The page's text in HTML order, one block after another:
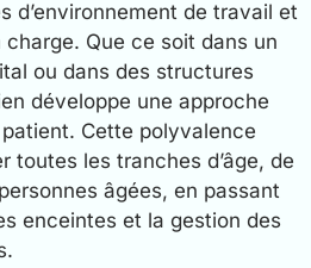
d’environnement de travail et
Que ce soit dans un
ou dans des structures
développe une approche
Cette polyvalence
toutes les tranches d’âge, de
âgées, en passant
enceintes et la gestion des